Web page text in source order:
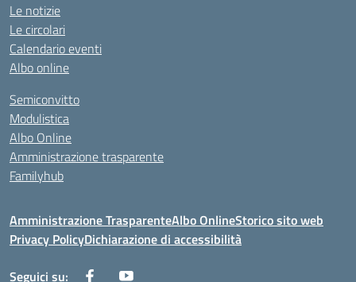
Le notizie
Le circolari
Calendario eventi
Albo online
Semiconvitto
Modulistica
Albo Online
Amministrazione trasparente
Familyhub
Amministrazione TrasparenteAlbo OnlineStorico sito web
Privacy PolicyDichiarazione di accessibilità
Seguici su: